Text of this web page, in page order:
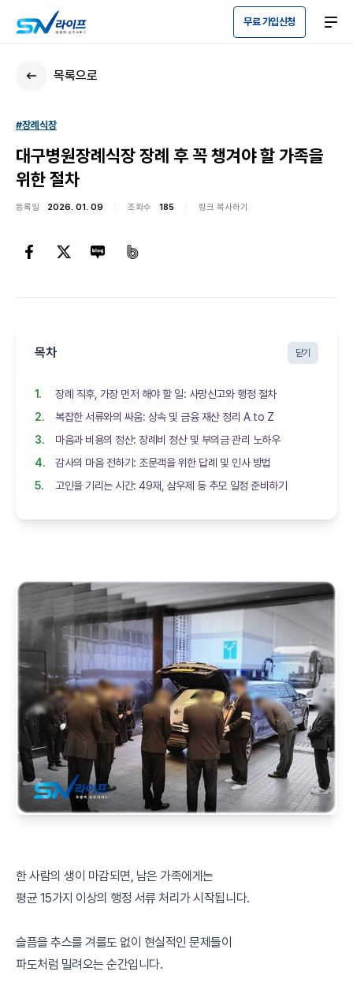
무료 가입신청
목록으로
#장례식장
대구병원장례식장 장례 후 꼭 챙겨야 할 가족을
위한 절차
등록일 2026. 01. 09 조회수 185 링크 복사하기
목차 닫기
장례 직후, 가장 먼저 해야 할 일: 사망신고와 행정 절차
복잡한 서류와의 싸움: 상속 및 금융 재산 정리 A to Z
마음과 비용의 정산: 장례비 정산 및 부의금 관리 노하우
감사의 마음 전하기: 조문객을 위한 답례 및 인사 방법
고인을 기리는 시간: 49재, 삼우제 등 추모 일정 준비하기
한 사람의 생이 마감되면, 남은 가족에게는
평균 15가지 이상의 행정 서류 처리가 시작됩니다.
슬픔을 추스를 겨를도 없이 현실적인 문제들이
파도처럼 밀려오는 순간입니다.